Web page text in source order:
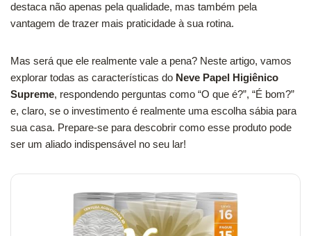
destaca não apenas pela qualidade, mas também pela
vantagem de trazer mais praticidade à sua rotina.
Mas será que ele realmente vale a pena? Neste artigo, vamos
explorar todas as características do Neve Papel Higiênico
Supreme, respondendo perguntas como “O que é?”, “É bom?”
e, claro, se o investimento é realmente uma escolha sábia para
sua casa. Prepare-se para descobrir como esse produto pode
ser um aliado indispensável no seu lar!